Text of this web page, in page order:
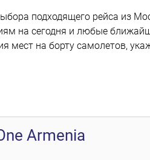
подходящего рейса из
на сегодня и любые
мест на борту самолетов,
Armenia